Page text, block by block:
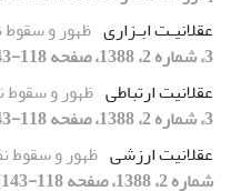
عقلانیـت ابـزاری ظهور و سقوط
3، شماره 2، 1388، صفحه 118-143]
عقلانیت ارتباطی ظهور و سقوط
3، شماره 2، 1388، صفحه 118-143]
عقلانیت ارزشی ظهور و سقوط
شماره 2، 1388، صفحه 118-143]